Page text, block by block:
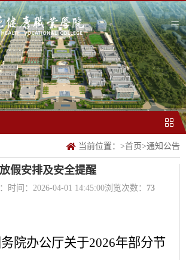
当前位置： >首页>通知公告
假安排及安全提醒
时间：2026-04-01 14:45:00浏览次数： 73
院办公厅关于2026年部分节